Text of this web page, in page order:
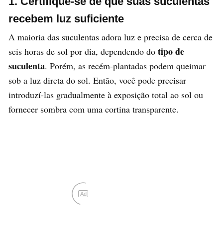
recebem luz suficiente
A maioria das suculentas adora luz e precisa de cerca de
seis horas de sol por dia, dependendo do tipo de
suculenta. Porém, as recém-plantadas podem queimar
sob a luz direta do sol. Então, você pode precisar
introduzí-las gradualmente à exposição total ao sol ou
fornecer sombra com uma cortina transparente.